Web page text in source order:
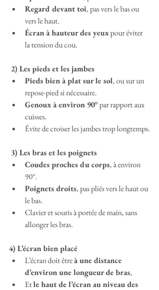
Regard devant toi, pas vers le bas ou
vers le haut.
Écran à hauteur des yeux pour éviter
la tension du cou.
2) Les pieds et les jambes
Pieds bien à plat sur le sol, ou sur un
repose-pied si nécessaire.
Genoux à environ 90° par rapport aux
cuisses.
Évite de croiser les jambes trop longtemps.
3) Les bras et les poignets
Coudes proches du corps, à environ
90°.
Poignets droits, pas pliés vers le haut ou
le bas.
Clavier et souris à portée de main, sans
allonger les bras.
4) L’écran bien placé
L’écran doit être à une distance
d’environ une longueur de bras,
Et le haut de l’écran au niveau des